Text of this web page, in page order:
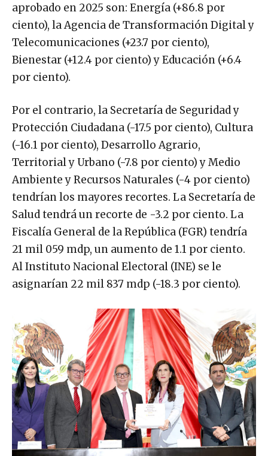
aprobado en 2025 son: Energía (+86.8 por
ciento), la Agencia de Transformación Digital y
Telecomunicaciones (+23.7 por ciento),
Bienestar (+12.4 por ciento) y Educación (+6.4
por ciento).
Por el contrario, la Secretaría de Seguridad y
Protección Ciudadana (-17.5 por ciento), Cultura
(-16.1 por ciento), Desarrollo Agrario,
Territorial y Urbano (-7.8 por ciento) y Medio
Ambiente y Recursos Naturales (-4 por ciento)
tendrían los mayores recortes. La Secretaría de
Salud tendrá un recorte de -3.2 por ciento. La
Fiscalía General de la República (FGR) tendría
21 mil 059 mdp, un aumento de 1.1 por ciento.
Al Instituto Nacional Electoral (INE) se le
asignarían 22 mil 837 mdp (-18.3 por ciento).